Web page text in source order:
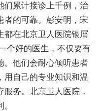
们累计接诊上千例，治
者的可靠。彭安明，宋
都在北京卫人医院银屑
个好的医生，不仅要有
。他们会耐心倾听患者
用自己的专业知识和温
务。北京卫人医院，